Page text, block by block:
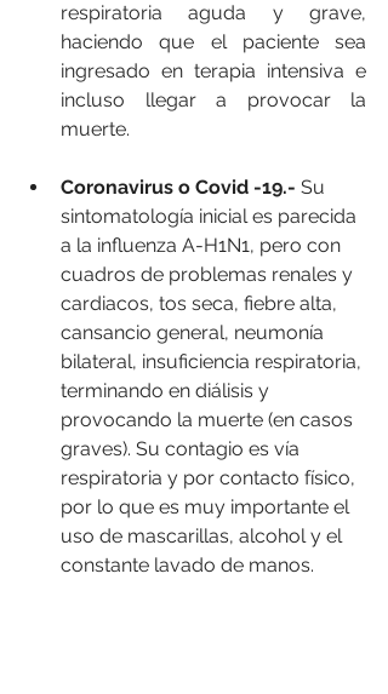
respiratoria aguda y grave,
haciendo que el paciente sea
ingresado en terapia intensiva e
incluso llegar a provocar la
muerte.
Coronavirus o Covid -19.- Su
sintomatología inicial es parecida
a la influenza A-H1N1, pero con
cuadros de problemas renales y
cardiacos, tos seca, fiebre alta,
cansancio general, neumonía
bilateral, insuficiencia respiratoria,
terminando en diálisis y
provocando la muerte (en casos
graves). Su contagio es vía
respiratoria y por contacto físico,
por lo que es muy importante el
uso de mascarillas, alcohol y el
constante lavado de manos.